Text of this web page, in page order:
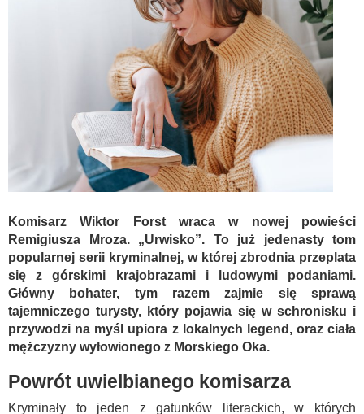
Komisarz Wiktor Forst wraca w nowej powieści
Remigiusza Mroza. „Urwisko”. To już jedenasty tom
popularnej serii kryminalnej, w której zbrodnia przeplata
się z górskimi krajobrazami i ludowymi podaniami.
Główny bohater, tym razem zajmie się sprawą
tajemniczego turysty, który pojawia się w schronisku i
przywodzi na myśl upiora z lokalnych legend, oraz ciała
mężczyzny wyłowionego z Morskiego Oka.
Powrót uwielbianego komisarza
Kryminały to jeden z gatunków literackich, w których